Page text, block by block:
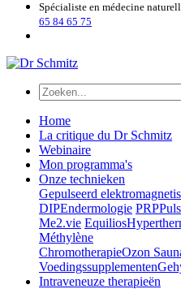
Spécialiste en médecine
65 84 65 75
Home
La critique du Dr Schmitz
Webinaire
Mon programma's
Onze technieken
Gepulseerd
DIPEndermologie PRP
Me2.vie Equilios
Méthylène
ChromotherapieOzon
Voedingssupplementen
Intraveneuze therapieën